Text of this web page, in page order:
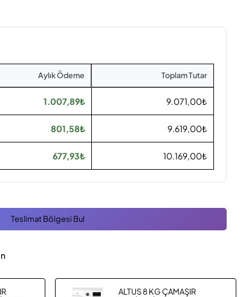
Aylık Ödeme Toplam Tutar
1.007,89₺ 9.071,00₺
801,58₺ 9.619,00₺
677,93₺ 10.169,00₺
Teslimat Bölgesi Bul
ALTUS 8 KG ÇAMAŞIR